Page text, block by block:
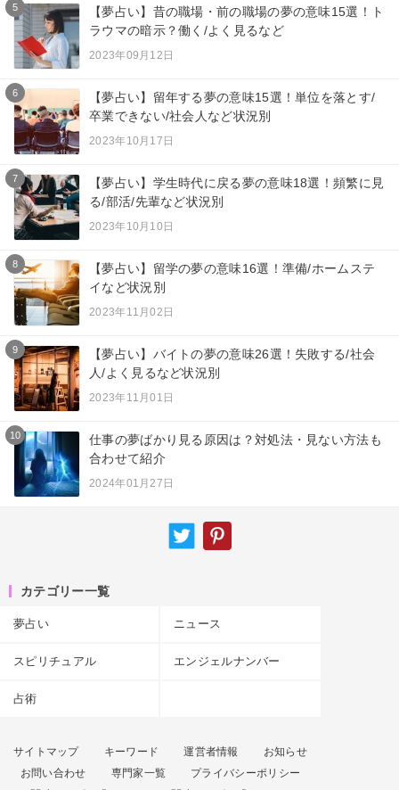
5
【夢占い】昔の職場・前の職場の夢の意味15選！ト
ラウマの暗示？働く/よく見るなど
2023年09月12日
6
【夢占い】留年する夢の意味15選！単位を落とす/
卒業できない/社会人など状況別
2023年10月17日
7
【夢占い】学生時代に戻る夢の意味18選！頻繁に見
る/部活/先輩など状況別
2023年10月10日
8
【夢占い】留学の夢の意味16選！準備/ホームステ
イなど状況別
2023年11月02日
9
【夢占い】バイトの夢の意味26選！失敗する/社会
人/よく見るなど状況別
2023年11月01日
10
仕事の夢ばかり見る原因は？対処法・見ない方法も
合わせて紹介
2024年01月27日
カテゴリー一覧
夢占い ニュース
スピリチュアル エンジェルナンバー
占術
サイトマップ キーワード 運営者情報
お知らせ
お問い合わせ
専門家一覧
プライバシーポリシー